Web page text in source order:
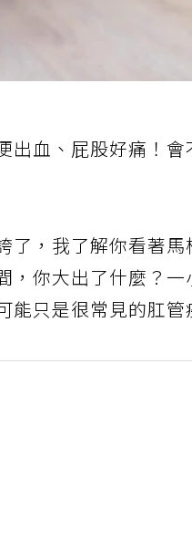
出血、屁股好痛！
了，我了解你看著
，你大出了什麼？
能只是很常見的肛